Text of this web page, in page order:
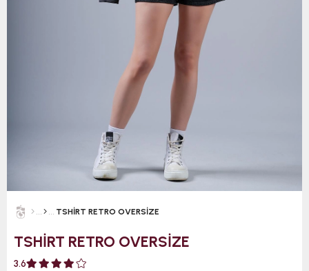
TSHİRT RETRO OVERSİZE
TSHİRT RETRO OVERSİZE
3.6